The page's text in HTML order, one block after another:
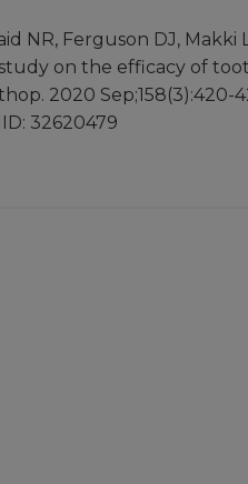
NR, Ferguson DJ, Makki
on the efficacy of
2020 Sep;158(3):420-
32620479